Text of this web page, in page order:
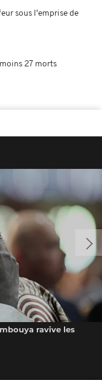
sous l'emprise de
27 morts
ravive les